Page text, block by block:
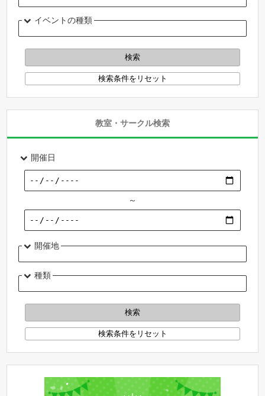
イベントの種類
教室・サークル検索
開催日
～
開催地
種類